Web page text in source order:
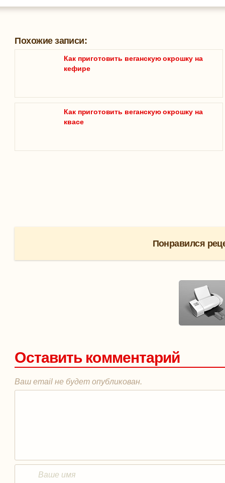
Похожие записи:
Как приготовить веганскую окрошку на
кефире
Как приготовить веганскую окрошку на
квасе
Понравился
Оставить комментарий
Ваш email не будет опубликован.